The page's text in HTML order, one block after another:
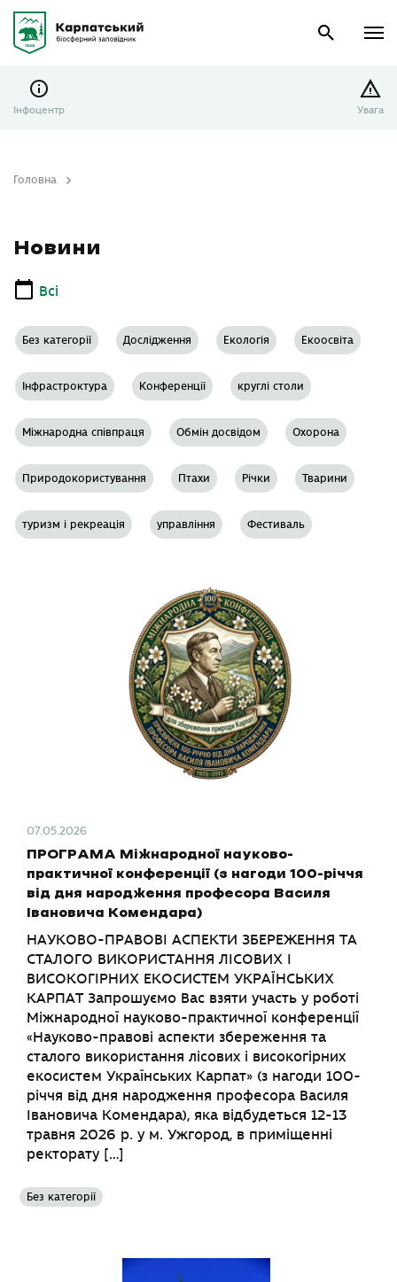
Інфоцентр Увага
Головна
Новини
Всі
Без категорії Дослідження Екологія Екоосвіта
Інфрастроктура Конференції круглі столи
Міжнародна співпраця Обмін досвідом Охорона
Природокористування Птахи Річки Тварини
туризм і рекреація управління Фестиваль
07.05.2026
ПРОГРАМА Міжнародної науково-
практичної конференції (з нагоди 100-річчя
від дня народження професора Василя
Івановича Комендара)
НАУКОВО-ПРАВОВІ АСПЕКТИ ЗБЕРЕЖЕННЯ ТА
СТАЛОГО ВИКОРИСТАННЯ ЛІСОВИХ І
ВИСОКОГІРНИХ ЕКОСИСТЕМ УКРАЇНСЬКИХ
КАРПАТ Запрошуємо Вас взяти участь у роботі
Міжнародної науково-практичної конференції
«Науково-правові аспекти збереження та
сталого використання лісових і високогірних
екосистем Українських Карпат» (з нагоди 100-
річчя від дня народження професора Василя
Івановича Комендара), яка відбудеться 12-13
травня 2026 р. у м. Ужгород, в приміщенні
ректорату […]
Без категорії